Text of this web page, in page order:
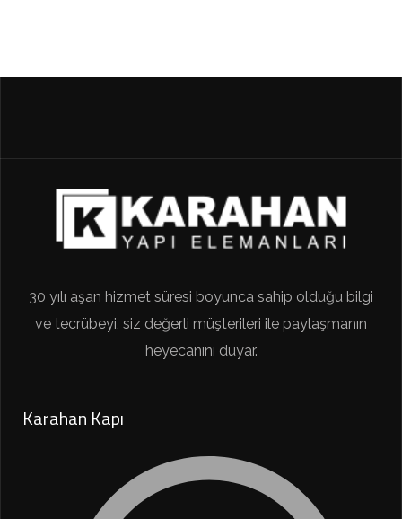
30 yılı aşan hizmet süresi boyunca sahip olduğu bilgi
ve tecrübeyi, siz değerli müşterileri ile paylaşmanın
heyecanını duyar.
Karahan Kapı